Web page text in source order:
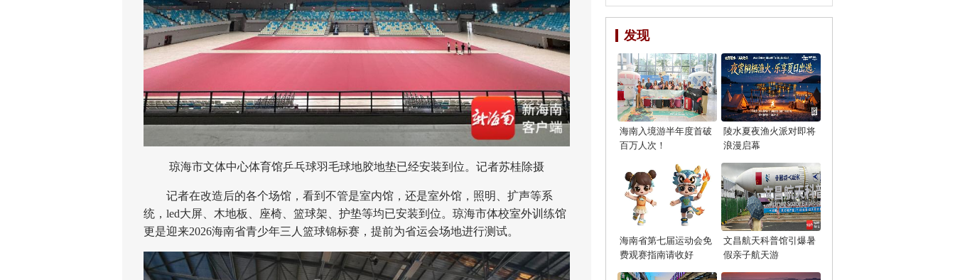
琼海市文体中心体育馆乒乓球羽毛球地胶地垫已经安装到位。记者苏桂除摄
记者在改造后的各个场馆，看到不管是室内馆，还是室外馆，照明、扩声等系
统，led大屏、木地板、座椅、篮球架、护垫等均已安装到位。琼海市体校室外训练馆
更是迎来2026海南省青少年三人篮球锦标赛，提前为省运会场地进行测试。
发现
海南入境游半年度首破
百万人次！
陵水夏夜渔火派对即将
浪漫启幕
海南省第七届运动会免
费观赛指南请收好
文昌航天科普馆引爆暑
假亲子航天游